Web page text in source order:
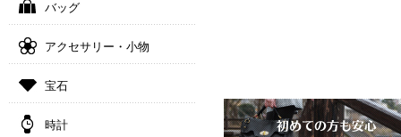
バッグ
アクセサリー・小物
宝石
時計